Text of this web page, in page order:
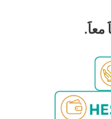
معاََ.